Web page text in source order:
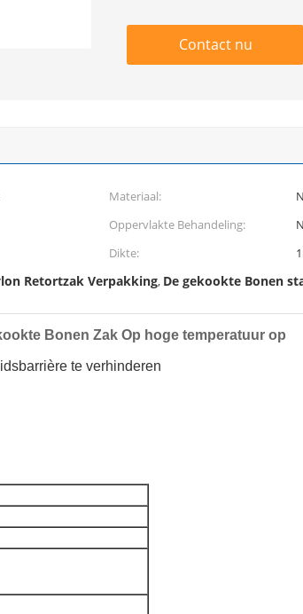
Contact nu
Materiaal:
Oppervlakte Behandeling:
Dikte:
Retortzak Verpakking, De gekookte Bonen
Bonen Zak Op hoge temperatuur op
te verhinderen